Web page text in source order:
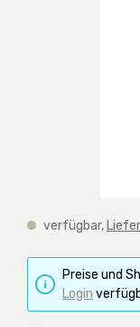
verfügbar,
Preise und
Login